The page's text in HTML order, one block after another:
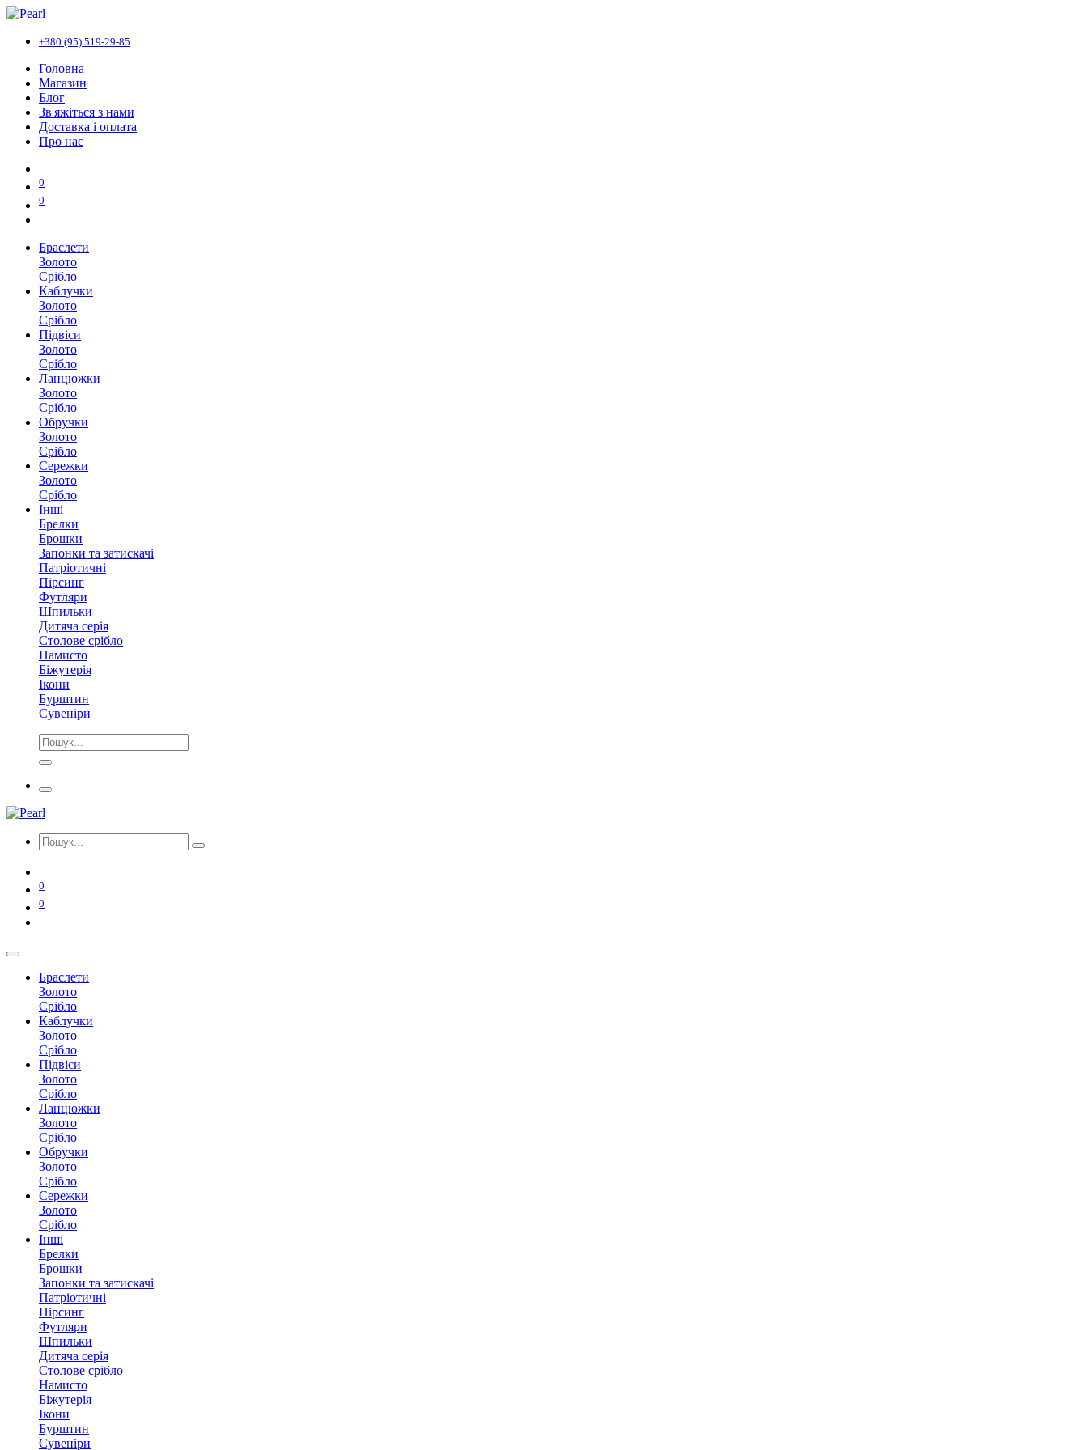
+380 (95) 519-29-85
Головна
Магазин
Блог
Зв'яжіться з нами
Доставка і оплата
Про нас
0
0
Браслети
Золото
Срібло
Каблучки
Золото
Срібло
Підвіси
Золото
Срібло
Ланцюжки
Золото
Срібло
Обручки
Золото
Срібло
Сережки
Золото
Срібло
Інші
Брелки
Брошки
Запонки та затискачі
Патріотичні
Пірсинг
Футляри
Шпильки
Дитяча серія
Столове срібло
Намисто
Біжутерія
Ікони
Бурштин
Сувеніри
0
0
Браслети
Золото
Срібло
Каблучки
Золото
Срібло
Підвіси
Золото
Срібло
Ланцюжки
Золото
Срібло
Обручки
Золото
Срібло
Сережки
Золото
Срібло
Інші
Брелки
Брошки
Запонки та затискачі
Патріотичні
Пірсинг
Футляри
Шпильки
Дитяча серія
Столове срібло
Намисто
Біжутерія
Ікони
Бурштин
Сувеніри